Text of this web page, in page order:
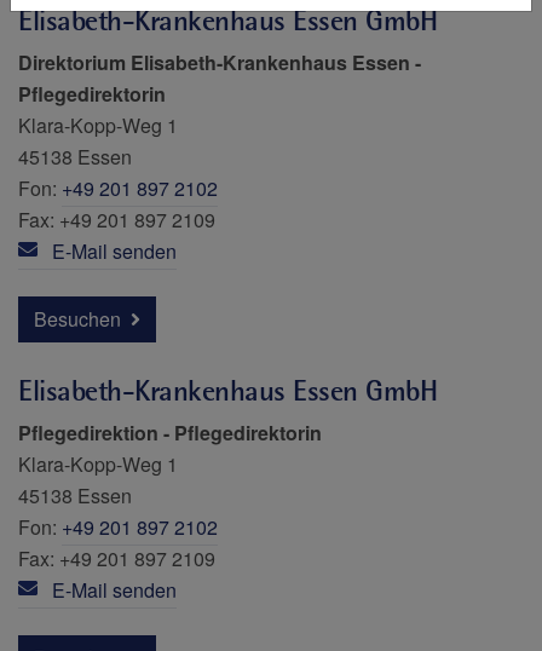
Elisabeth-Krankenhaus Essen GmbH
Direktorium Elisabeth-Krankenhaus Essen -
Pflegedirektorin
Klara-Kopp-Weg 1
45138 Essen
Fon: +49 201 897 2102
Fax: +49 201 897 2109
E-Mail senden
Besuchen
Elisabeth-Krankenhaus Essen GmbH
Pflegedirektion - Pflegedirektorin
Klara-Kopp-Weg 1
45138 Essen
Fon: +49 201 897 2102
Fax: +49 201 897 2109
E-Mail senden